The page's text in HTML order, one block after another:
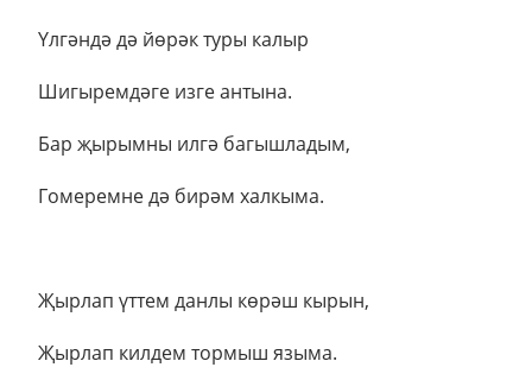
Үлгәндә дә йөрәк туры калыр
Шигыремдәге изге антына.
Бар җырымны илгә багышладым,
Гомеремне дә бирәм халкыма.
Җырлап үттем данлы көрәш кырын,
Җырлап килдем тормыш языма.